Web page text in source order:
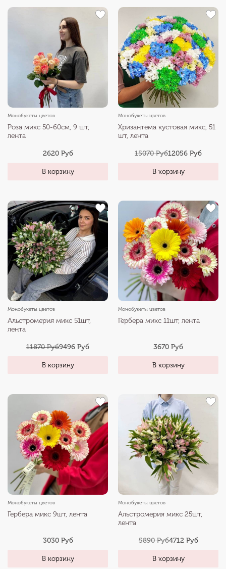
Монобукеты цветов
Роза микс 50-60см, 9 шт,
лента
2620 Руб
В корзину
Монобукеты цветов
Хризантема кустовая микс, 51
шт, лента
15070 Руб12056 Руб
В корзину
Монобукеты цветов
Альстромерия микс 51шт,
лента
11870 Руб9496 Руб
В корзину
Монобукеты цветов
Гербера микс 11шт, лента
3670 Руб
В корзину
Монобукеты цветов
Гербера микс 9шт, лента
3030 Руб
В корзину
Монобукеты цветов
Альстромерия микс 25шт,
лента
5890 Руб4712 Руб
В корзину